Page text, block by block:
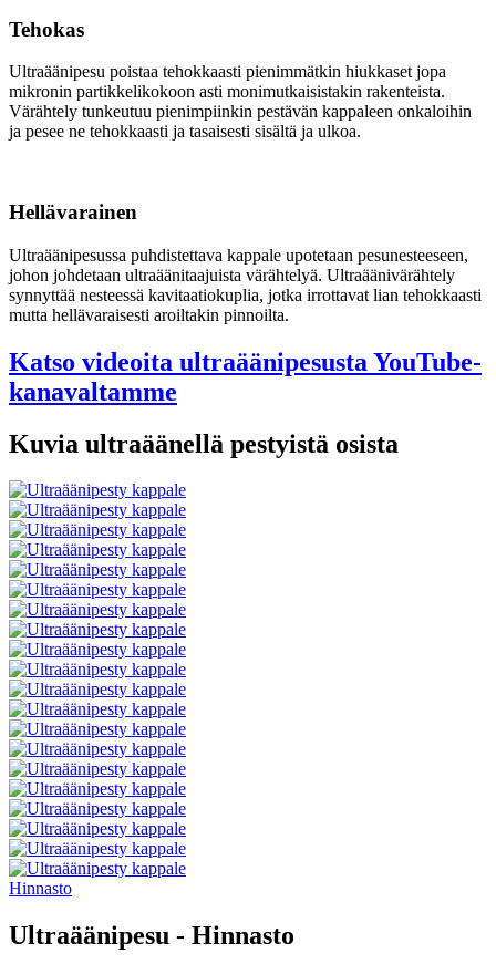
Tehokas
Ultraäänipesu poistaa tehokkaasti pienimmätkin hiukkaset jopa
mikronin partikkelikokoon asti monimutkaisistakin rakenteista.
Värähtely tunkeutuu pienimpiinkin pestävän kappaleen onkaloihin
ja pesee ne tehokkaasti ja tasaisesti sisältä ja ulkoa.
Hellävarainen
Ultraäänipesussa puhdistettava kappale upotetaan pesunesteeseen,
johon johdetaan ultraäänitaajuista värähtelyä. Ultraäänivärähtely
synnyttää nesteessä kavitaatiokuplia, jotka irrottavat lian tehokkaasti
mutta hellävaraisesti aroiltakin pinnoilta.
Katso videoita ultraäänipesusta YouTube-
kanavaltamme
Kuvia ultraäänellä pestyistä osista
Hinnasto
Ultraäänipesu - Hinnasto